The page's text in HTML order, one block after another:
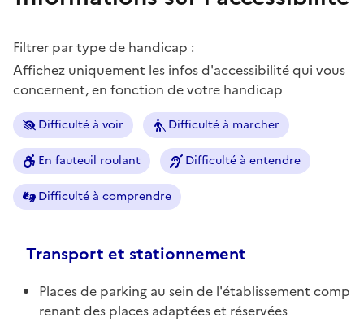
Filtrer par type de handicap :
Affichez uniquement les infos d'accessibilité qui vous
concernent, en fonction de votre handicap
Difficulté à voir Difficulté à marcher
En fauteuil roulant Difficulté à entendre
Difficulté à comprendre
Transport et stationnement
Places de parking au sein de l'établissement comp
renant des places adaptées et réservées